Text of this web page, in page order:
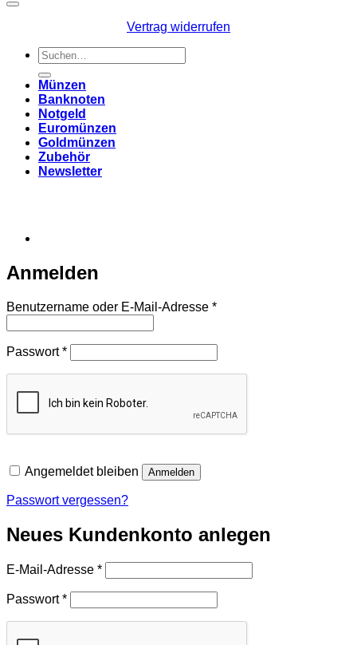
Vertrag widerrufen
Suchen
nach:
Münzen
Banknoten
Notgeld
Euromünzen
Goldmünzen
Zubehör
Newsletter
Anmelden
Benutzername oder E-Mail-Adresse *Erforderlich
Passwort*Erforderlich
Angemeldet bleiben Anmelden
Passwort vergessen?
Neues Kundenkonto anlegen
E-Mail-Adresse *Erforderlich
Passwort*Erforderlich